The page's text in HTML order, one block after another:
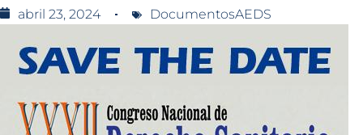
abril 23, 2024 DocumentosAEDS